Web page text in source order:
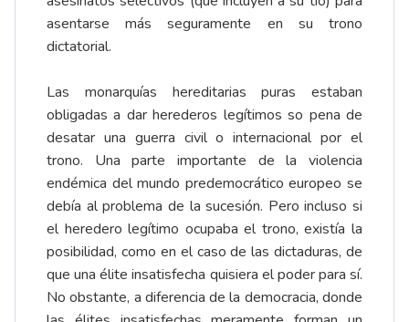
asentarse más seguramente en su trono
dictatorial.
Las monarquías hereditarias puras estaban
obligadas a dar herederos legítimos so pena de
desatar una guerra civil o internacional por el
trono. Una parte importante de la violencia
endémica del mundo predemocrático europeo se
debía al problema de la sucesión. Pero incluso si
el heredero legítimo ocupaba el trono, existía la
posibilidad, como en el caso de las dictaduras, de
que una élite insatisfecha quisiera el poder para sí.
No obstante, a diferencia de la democracia, donde